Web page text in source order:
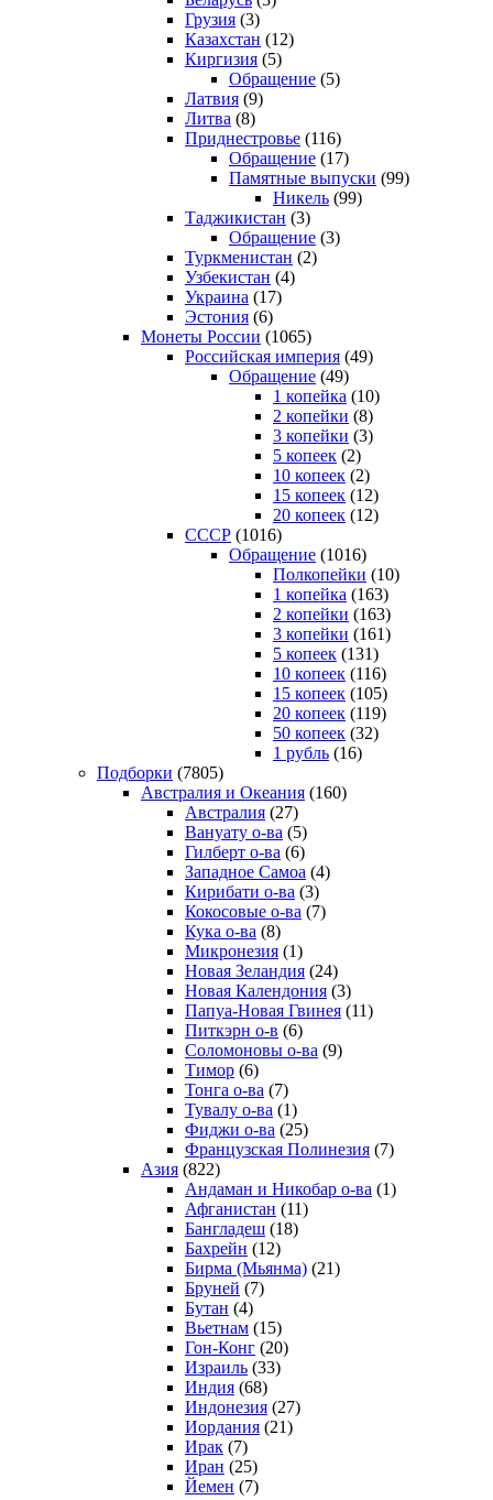
Грузия (3)
Казахстан (12)
Киргизия (5)
Обращение (5)
Латвия (9)
Литва (8)
Приднестровье (116)
Обращение (17)
Памятные выпуски (99)
Никель (99)
Таджикистан (3)
Обращение (3)
Туркменистан (2)
Узбекистан (4)
Украина (17)
Эстония (6)
Монеты России (1065)
Российская империя (49)
Обращение (49)
1 копейка (10)
2 копейки (8)
3 копейки (3)
5 копеек (2)
10 копеек (2)
15 копеек (12)
20 копеек (12)
СССР (1016)
Обращение (1016)
Полкопейки (10)
1 копейка (163)
2 копейки (163)
3 копейки (161)
5 копеек (131)
10 копеек (116)
15 копеек (105)
20 копеек (119)
50 копеек (32)
1 рубль (16)
Подборки (7805)
Австралия и Океания (160)
Австралия (27)
Вануату о-ва (5)
Гилберт о-ва (6)
Западное Самоа (4)
Кирибати о-ва (3)
Кокосовые о-ва (7)
Кука о-ва (8)
Микронезия (1)
Новая Зеландия (24)
Новая Календония (3)
Папуа-Новая Гвинея (11)
Питкэрн о-в (6)
Соломоновы о-ва (9)
Тимор (6)
Тонга о-ва (7)
Тувалу о-ва (1)
Фиджи о-ва (25)
Французская Полинезия (7)
Азия (822)
Андаман и Никобар о-ва (1)
Афганистан (11)
Бангладеш (18)
Бахрейн (12)
Бирма (Мьянма) (21)
Бруней (7)
Бутан (4)
Вьетнам (15)
Гон-Конг (20)
Израиль (33)
Индия (68)
Индонезия (27)
Иордания (21)
Ирак (7)
Иран (25)
Йемен (7)